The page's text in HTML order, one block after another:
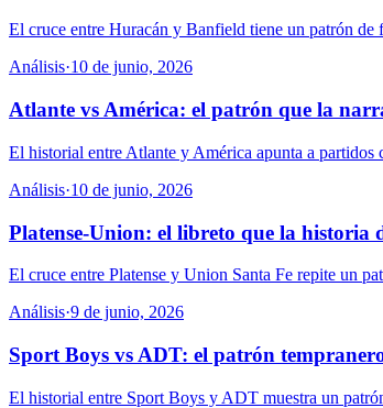
El cruce entre Huracán y Banfield tiene un patrón de
Análisis·10 de junio, 2026
Atlante vs América: el patrón que la
El historial entre Atlante y América apunta a partidos
Análisis·10 de junio, 2026
Platense-Union: el libreto que la historia
El cruce entre Platense y Union Santa Fe repite un
Análisis·9 de junio, 2026
Sport Boys vs ADT: el patrón
El historial entre Sport Boys y ADT muestra un